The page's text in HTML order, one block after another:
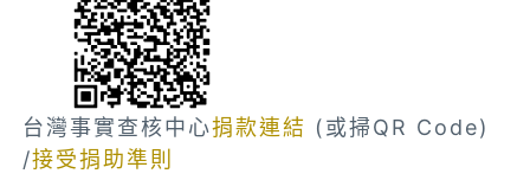
台灣事實查核中心捐款連結 (或掃QR Code)
/接受捐助準則